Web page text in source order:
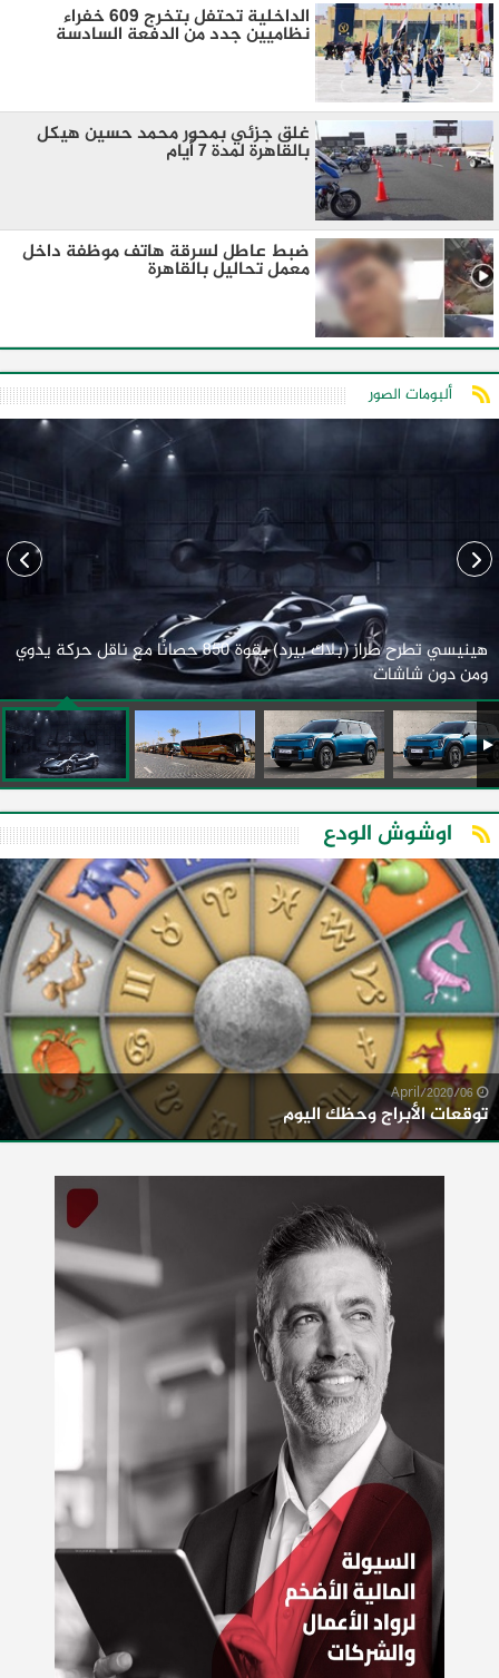
الداخلية تحتفل بتخرج 609 خفراء
نظاميين جدد من الدفعة السادسة
غلق جزئي بمحور محمد حسين هيكل
بالقاهرة لمدة 7 أيام
ضبط عاطل لسرقة هاتف موظفة داخل
معمل تحاليل بالقاهرة
ألبومات الصور
هينيسي تطرح طراز (بلاك بيرد) بقوة 850 حصانًا مع ناقل حركة يدوي
ومن دون شاشات
اوشوش الودع
توقعات الأبراج وحظك اليوم